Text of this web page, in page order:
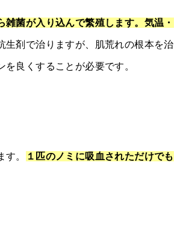
菌が入り込んで繁殖します。気温・
生剤で治りますが、肌荒れの根本を治
良くすることが必要です。
。 １匹のノミに吸血されただけでも